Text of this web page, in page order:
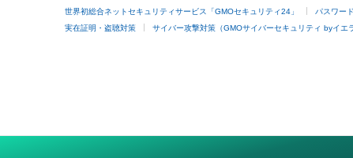
世界初総合ネットセキュリティサービス「GMOセキュリティ24」 パスワー
実在証明・盗聴対策 サイバー攻撃対策（GMOサイバーセキュリティ byイエ